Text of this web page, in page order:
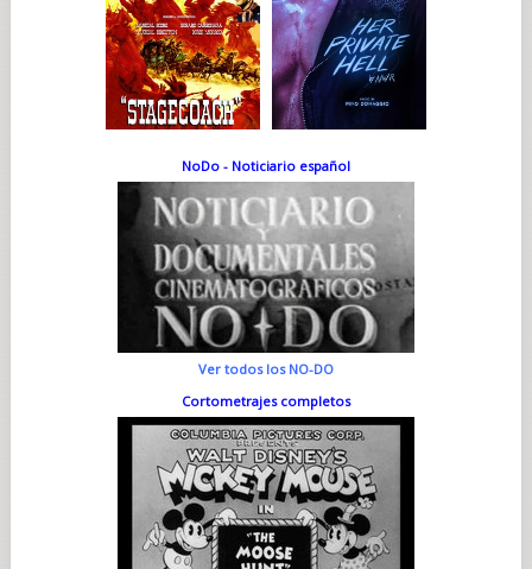
NoDo - Noticiario español
Ver todos los NO-DO
Cortometrajes completos